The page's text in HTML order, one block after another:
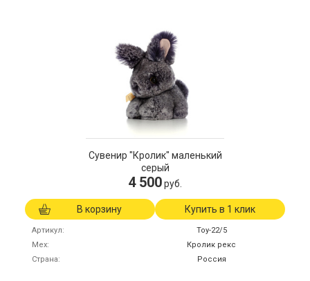
Сувенир "Кролик" маленький
серый
4 500руб.
В корзину Купить в 1 клик
Артикул
Toy-22/5
Мех
Кролик рекс
Страна
Россия